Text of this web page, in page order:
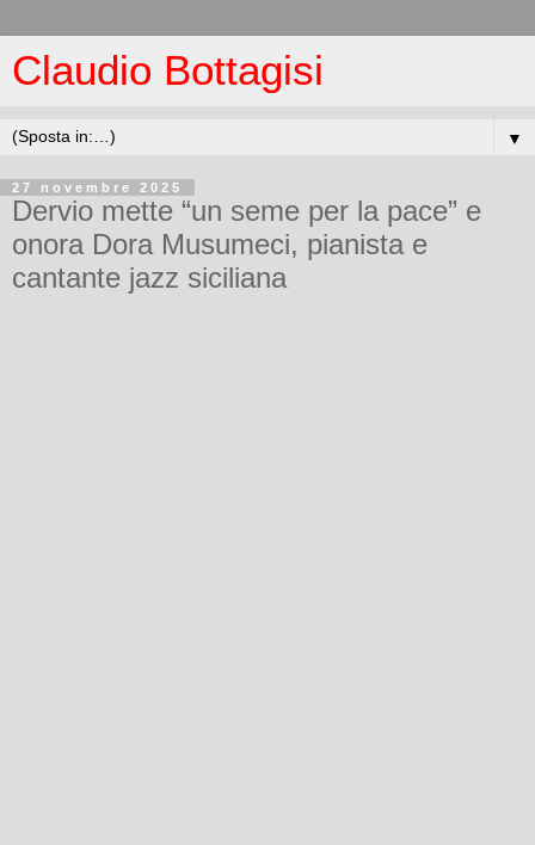
Claudio Bottagisi
▼
27 novembre 2025
Dervio mette “un seme per la pace” e
onora Dora Musumeci, pianista e
cantante jazz siciliana